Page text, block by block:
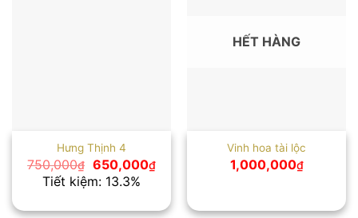
Hưng Thịnh 4
750,000₫ Giá
gốc
là:
650,000₫Giá
hiện
650,000₫.
Tiết kiệm: 13.3%
HẾT HÀNG
Vinh hoa tài lộc
1,000,000₫